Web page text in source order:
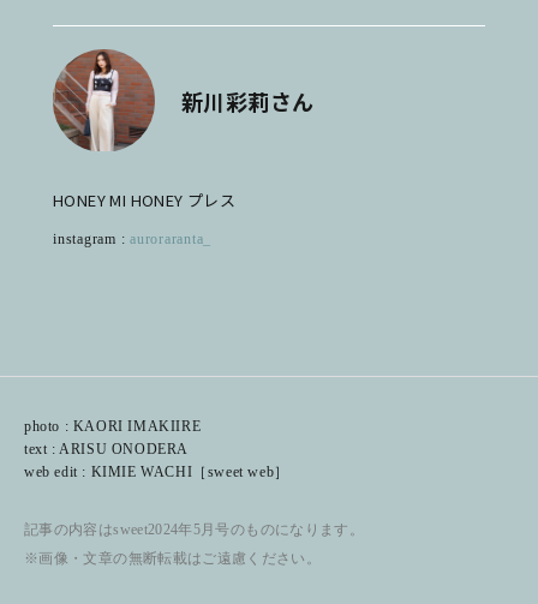
新川彩莉さん
HONEY MI HONEY プレス
instagram : auroraranta_
photo : KAORI IMAKIIRE
text : ARISU ONODERA
web edit : KIMIE WACHI［sweet web］
記事の内容はsweet2024年5月号のものになります。
※画像・文章の無断転載はご遠慮ください。